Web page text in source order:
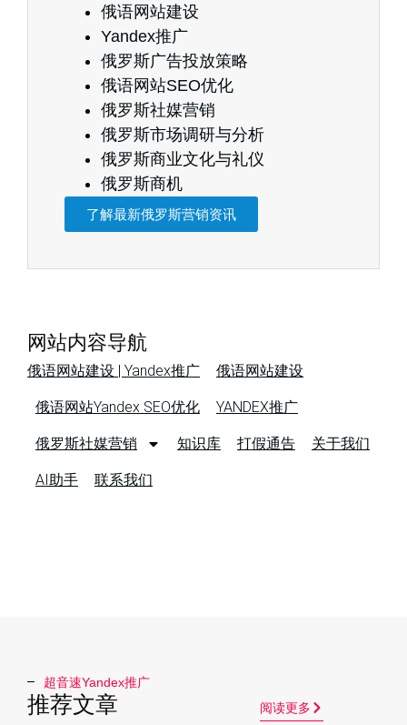
俄语网站建设
Yandex推广
俄罗斯广告投放策略
俄语网站SEO优化
俄罗斯社媒营销
俄罗斯市场调研与分析
俄罗斯商业文化与礼仪
俄罗斯商机
了解最新俄罗斯营销资讯
网站内容导航
俄语网站建设 | Yandex推广 俄语网站建设
俄语网站Yandex SEO优化 YANDEX推广
俄罗斯社媒营销 知识库 打假通告 关于我们
AI助手 联系我们
超音速Yandex推广​
推荐文章 阅读更多